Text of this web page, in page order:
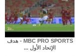
MBC PRO SPORTS - هدف
الإتحاد الأول ...